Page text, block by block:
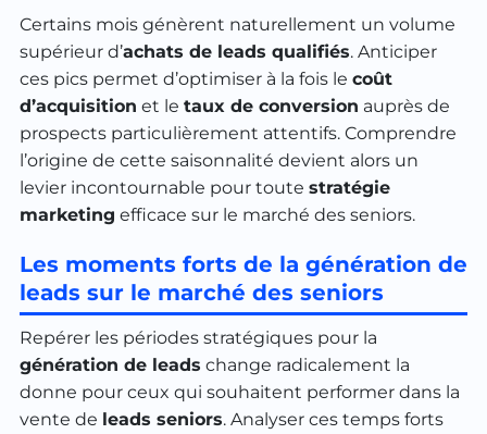
Certains mois génèrent naturellement un volume
supérieur d’achats de leads qualifiés. Anticiper
ces pics permet d’optimiser à la fois le coût
d’acquisition et le taux de conversion auprès de
prospects particulièrement attentifs. Comprendre
l’origine de cette saisonnalité devient alors un
levier incontournable pour toute stratégie
marketing efficace sur le marché des seniors.
Les moments forts de la génération de
leads sur le marché des seniors
Repérer les périodes stratégiques pour la
génération de leads change radicalement la
donne pour ceux qui souhaitent performer dans la
vente de leads seniors. Analyser ces temps forts